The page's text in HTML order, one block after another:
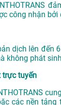
công nhận
dịch lên đến
không phát
trực tuyến
các nền